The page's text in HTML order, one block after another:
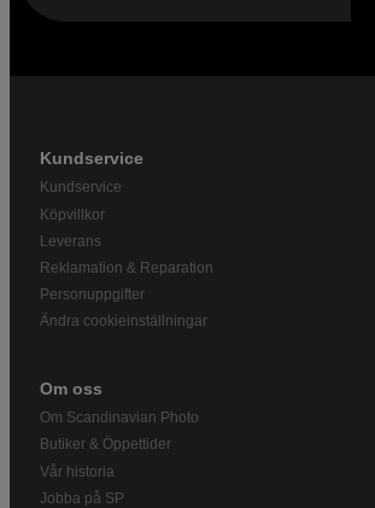
Kundservice
Kundservice
Köpvillkor
Leverans
Reklamation & Reparation
Personuppgifter
Ändra cookieinställningar
Om oss
Om Scandinavian Photo
Butiker & Öppettider
Vår historia
Jobba på SP